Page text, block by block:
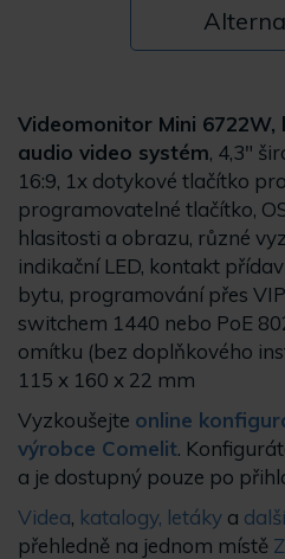
Videomonitor Mini 6722W,
audio video systém, 4,3"
16:9, 1x dotykové tlačítko
programovatelné tlačítko,
hlasitosti a obrazu, různé
indikační LED, kontakt
bytu, programování přes
switchem 1440 nebo PoE
omítku (bez doplňkového
115 x 160 x 22 mm
Vyzkoušejte online
výrobce Comelit.
a je dostupný pouze po
Videa, katalogy, letáky a
přehledně na jednom místě